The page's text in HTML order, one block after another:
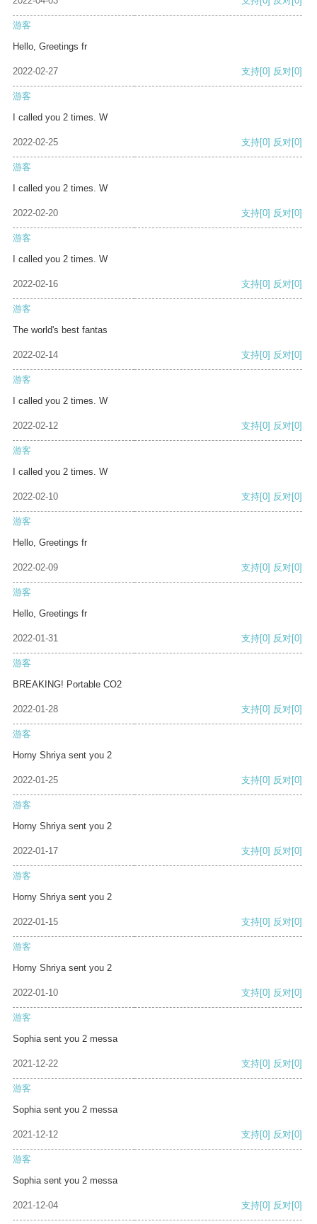
游客
Hello, Greetings fr
2022-02-27 支持[0] 反对[0]
游客
I called you 2 times. W
2022-02-25 支持[0] 反对[0]
游客
I called you 2 times. W
2022-02-20 支持[0] 反对[0]
游客
I called you 2 times. W
2022-02-16 支持[0] 反对[0]
游客
The world's best fantas
2022-02-14 支持[0] 反对[0]
游客
I called you 2 times. W
2022-02-12 支持[0] 反对[0]
游客
I called you 2 times. W
2022-02-10 支持[0] 反对[0]
游客
Hello, Greetings fr
2022-02-09 支持[0] 反对[0]
游客
Hello, Greetings fr
2022-01-31 支持[0] 反对[0]
游客
BREAKING! Portable CO2
2022-01-28 支持[0] 反对[0]
游客
Horny Shriya sent you 2
2022-01-25 支持[0] 反对[0]
游客
Horny Shriya sent you 2
2022-01-17 支持[0] 反对[0]
游客
Horny Shriya sent you 2
2022-01-15 支持[0] 反对[0]
游客
Horny Shriya sent you 2
2022-01-10 支持[0] 反对[0]
游客
Sophia sent you 2 messa
2021-12-22 支持[0] 反对[0]
游客
Sophia sent you 2 messa
2021-12-12 支持[0] 反对[0]
游客
Sophia sent you 2 messa
2021-12-04 支持[0] 反对[0]